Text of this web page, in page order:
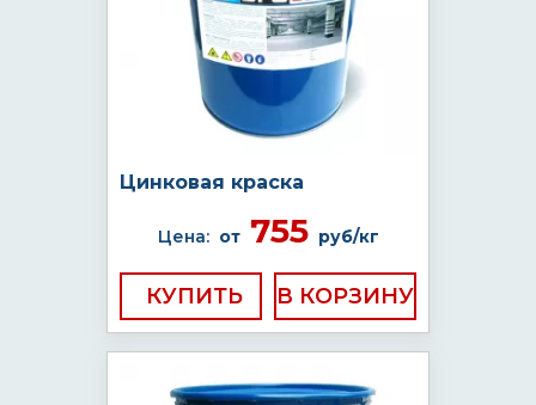
Цинковая краска
Цена: от755 руб/кг
КУПИТЬ